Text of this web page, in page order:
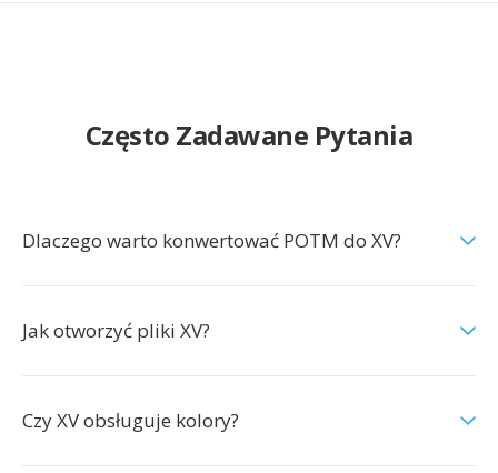
Często Zadawane Pytania
Dlaczego warto konwertować POTM do XV?
Jak otworzyć pliki XV?
Czy XV obsługuje kolory?